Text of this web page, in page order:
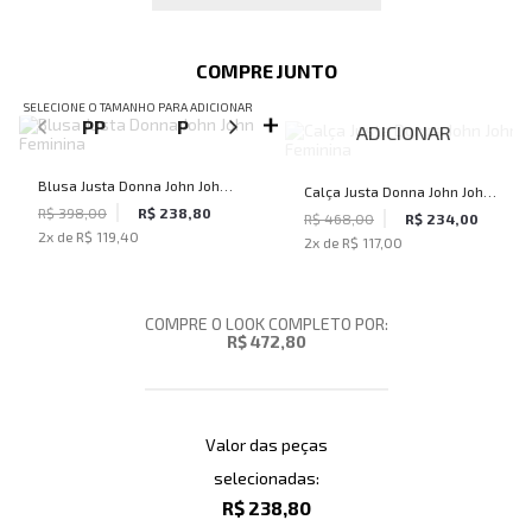
COMPRE JUNTO
SELECIONE O TAMANHO PARA ADICIONAR
PP P M G
Blusa Justa Donna John John
Feminina
R$ 398,00
R$ 238,80
2x de R$ 119,40
ADICIONAR
Calça Justa Donna John John
Feminina
R$ 468,00
R$ 234,00
2x de R$ 117,00
COMPRE O LOOK COMPLETO POR:
R$ 472,80
Valor das peças
selecionadas:
R$ 238,80